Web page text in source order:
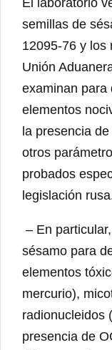
El laboratorio
semillas de
12095-76 y los
Unión
examinan para
elementos
la presencia
otros
probados
legislación
– En
sésamo para
elementos
mercurio),
radionucleidos
presencia de